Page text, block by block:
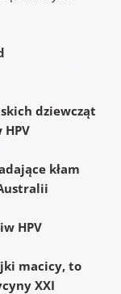
dziewcząt
kłam
HPV
macicy, to
XXI